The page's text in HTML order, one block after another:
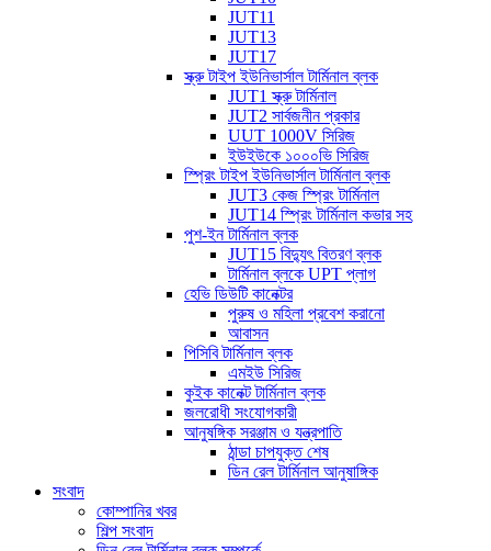
JUT11
JUT13
JUT17
স্ক্রু টাইপ ইউনিভার্সাল টার্মিনাল ব্লক
JUT1 স্ক্রু টার্মিনাল
JUT2 সার্বজনীন প্রকার
UUT 1000V সিরিজ
ইউইউকে ১০০০ভি সিরিজ
স্প্রিং টাইপ ইউনিভার্সাল টার্মিনাল ব্লক
JUT3 কেজ স্প্রিং টার্মিনাল
JUT14 স্প্রিং টার্মিনাল কভার সহ
পুশ-ইন টার্মিনাল ব্লক
JUT15 বিদ্যুৎ বিতরণ ব্লক
টার্মিনাল ব্লকে UPT প্লাগ
হেভি ডিউটি ​​কানেক্টর
পুরুষ ও মহিলা প্রবেশ করানো
আবাসন
পিসিবি টার্মিনাল ব্লক
এমইউ সিরিজ
কুইক কানেক্ট টার্মিনাল ব্লক
জলরোধী সংযোগকারী
আনুষঙ্গিক সরঞ্জাম ও যন্ত্রপাতি
ঠান্ডা চাপযুক্ত শেষ
ডিন রেল টার্মিনাল আনুষাঙ্গিক
সংবাদ
কোম্পানির খবর
শিল্প সংবাদ